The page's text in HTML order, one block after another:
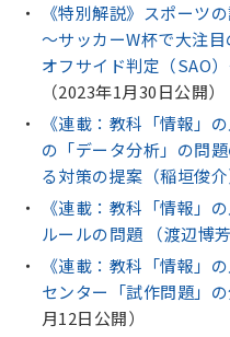
《特別解説》スポーツ
～サッカーW杯で大注
オフサイド判定（SAO
（2023年1月30日公開）
《連載：教科「情報」
の「データ分析」の問
る対策の提案（稲垣俊介
《連載：教科「情報」
ルールの問題 （渡辺博芳
《連載：教科「情報」
センター「試作問題」の
月12日公開）